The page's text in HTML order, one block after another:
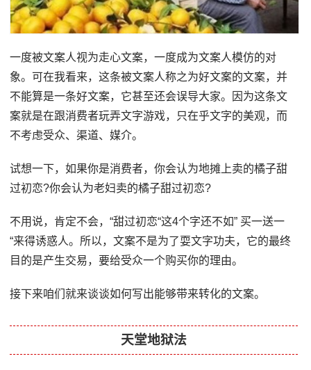
一度被文案人视为走心文案，一度成为文案人模仿的对
象。可在我看来，这条被文案人称之为好文案的文案，并
不能算是一条好文案，它甚至还会误导大家。因为这条文
案就是在跟消费者玩弄文字游戏，只在乎文字的美观，而
不考虑受众、渠道、媒介。
试想一下，如果你是消费者，你会认为地摊上卖的橘子甜
过初恋?你会认为老妇卖的橘子甜过初恋?
不用说，肯定不会，“甜过初恋“这4个字还不如” 买一送一
“来得诱惑人。所以，文案不是为了耍文字功夫，它的最终
目的是产生交易，要给受众一个购买你的理由。
接下来咱们就来谈谈如何写出能够带来转化的文案。
天堂地狱法